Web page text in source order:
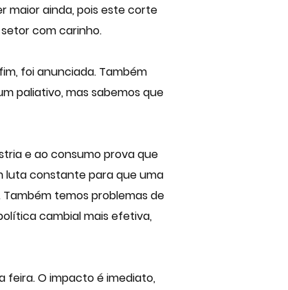
maior ainda, pois este corte
com carinho.
foi anunciada. Também
paliativo, mas sabemos que
e ao consumo prova que
luta constante para que uma
temos problemas de
cambial mais efetiva,
feira. O impacto é imediato,